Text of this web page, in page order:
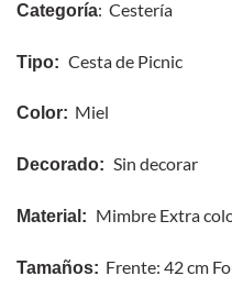
46,90€.
Categoría: Cestería
Tipo: Cesta de Picnic
Color: Miel
Decorado: Sin decorar
Material: Mimbre Extra
Tamaños: Frente: 42 cm